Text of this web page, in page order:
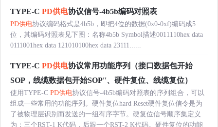
TYPE-C PD供电协议信号-4b5b编码对照表
PD供电协议编码格式是4b5b，即把4位的数据(0x0-0xf)编码成5
位，其编码对照表见下图：名称4b5b Symbol描述0011110hex data
0111001hex data 121010100hex data 23111......
TYPE-C PD供电协议常用功能序列（接口数据包开始
SOP，线缆数据包开始SOP''、硬件复位、线缆复位）
使用TYPE-C PD供电协议信号-4b5b编码对照表的序列组合，可以
组成一些常用的功能序列。硬件复位hard Reset硬件复位信令是为
了被物理层识别而发送的一组有序字节。硬复位信号顺序集定义
为：三个RST-1 K代码，后跟一个RST-2 K代码。硬件复位的功能